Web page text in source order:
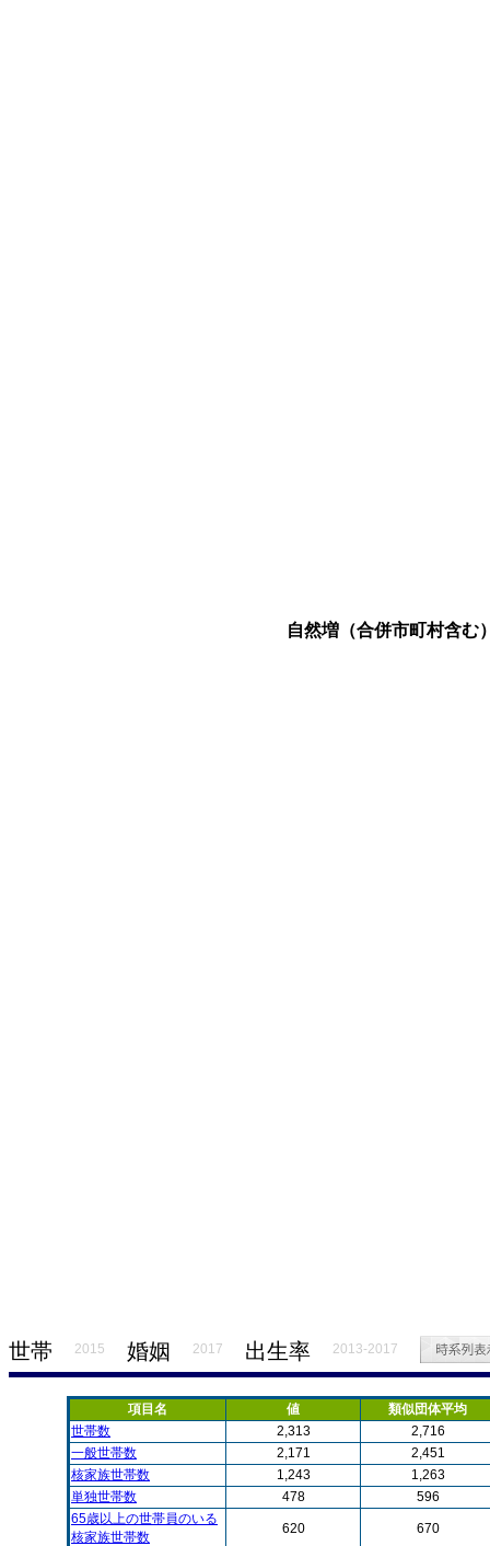
自然増（合併市町村含む
世帯 2015 婚姻 2017 出生率 2013-2017
項目名 値
類似団体平均
世帯数
2,313
2,716
一般世帯数
2,171
2,451
核家族世帯数
1,243
1,263
単独世帯数
478
596
65歳以上の世帯員のいる
核家族世帯数
620
670